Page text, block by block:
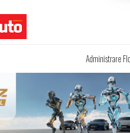
Administrare